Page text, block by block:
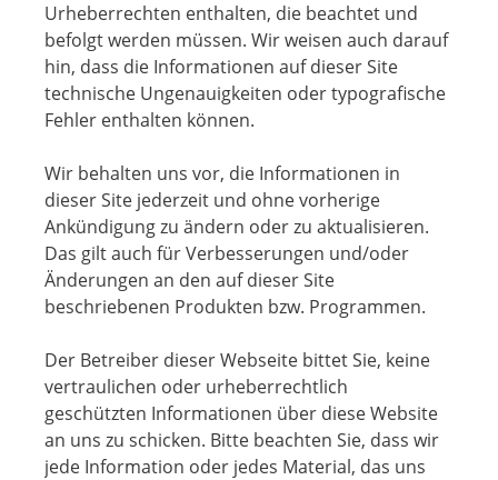
Urheberrechten enthalten, die beachtet und
befolgt werden müssen. Wir weisen auch darauf
hin, dass die Informationen auf dieser Site
technische Ungenauigkeiten oder typografische
Fehler enthalten können.
Wir behalten uns vor, die Informationen in
dieser Site jederzeit und ohne vorherige
Ankündigung zu ändern oder zu aktualisieren.
Das gilt auch für Verbesserungen und/oder
Änderungen an den auf dieser Site
beschriebenen Produkten bzw. Programmen.
Der Betreiber dieser Webseite bittet Sie, keine
vertraulichen oder urheberrechtlich
geschützten Informationen über diese Website
an uns zu schicken. Bitte beachten Sie, dass wir
jede Information oder jedes Material, das uns